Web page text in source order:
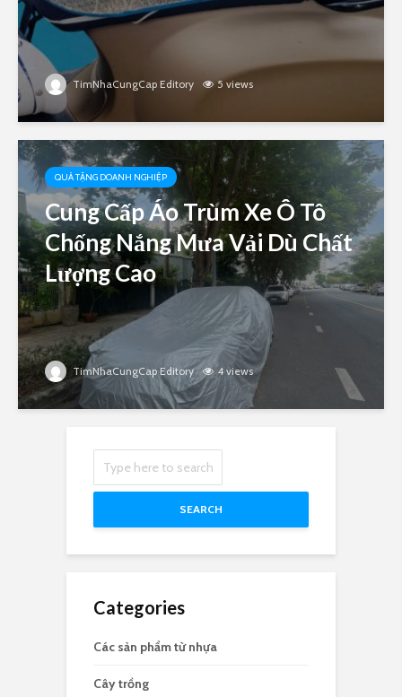
TimNhaCungCap Editory 5 views
QUÀ TẶNG DOANH NGHIỆP
Cung Cấp Áo Trùm Xe Ô Tô
Chống Nắng Mưa Vải Dù Chất
Lượng Cao
TimNhaCungCap Editory 4 views
SEARCH
Categories
Các sản phẩm từ nhựa
Cây trồng